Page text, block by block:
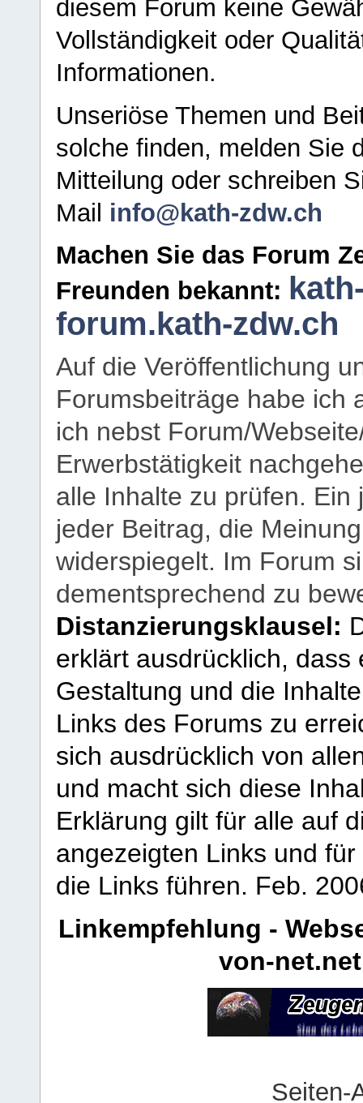
diesem Forum keine
Vollständigkeit oder
Informationen.
Unseriöse Themen und
solche finden, melden Sie
Mitteilung oder schreiben
Mail info@kath-zdw.ch
Machen Sie das Forum
Freunden bekannt:
forum.kath-zdw.ch
Auf die Veröffentlichung
Forumsbeiträge habe ich
ich nebst Forum/
Erwerbstätigkeit
alle Inhalte zu prüfen.
jeder Beitrag, die
widerspiegelt. Im Forum
dementsprechend zu
Distanzierungsklausel:
erklärt ausdrücklich,
Gestaltung und die
Links des Forums zu
sich ausdrücklich von
und macht sich diese
Erklärung gilt für alle auf
angezeigten Links und
die Links führen. Feb.
Linkempfehlung -
von-net.net
Seiten-